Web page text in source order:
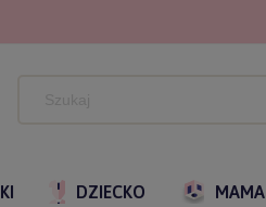
DZIECKO MAMA